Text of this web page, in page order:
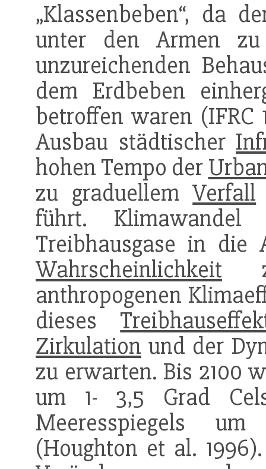
„Klassenbeben“, da
unter den Armen
unzureichenden
dem Erdbeben
betroffen waren (IFRC
Ausbau städtischer
hohen Tempo der
zu graduellemVerfall
führt.
Treibhausgase in die
Wahrscheinlichkeit
anthropogenen
dieses
Zirkulation und der
zu erwarten. Bis 2100
um 1- 3,5 Grad
Meeresspiegels
(Houghton et al.